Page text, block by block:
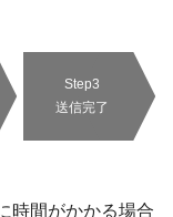
Step3
送信完了
時間がかかる場合